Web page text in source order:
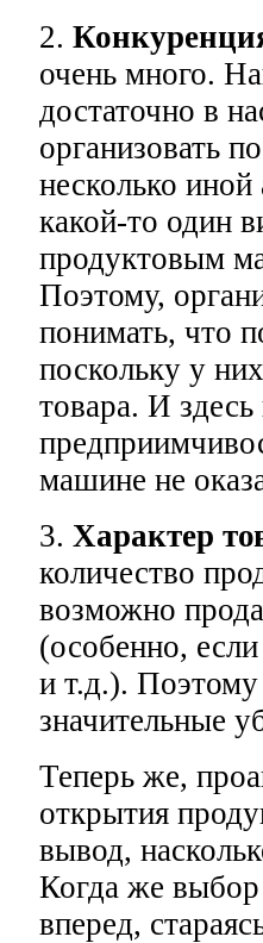
2.
очень много.
достаточно в
организовать
несколько
какой-то один
продуктовым
Поэтому,
понимать, что
поскольку у
товара. И
машине не
3. Характер
количество
возможно
(особенно,
и т.д.).
значительные
Теперь же,
открытия
вывод,
Когда же выбор
вперед,